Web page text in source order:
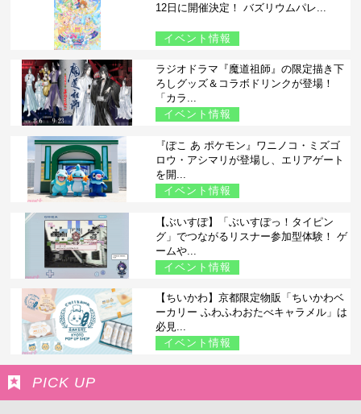
12日に開催決定！ バズリウムパレ...
イベント情報
ラジオドラマ『魔道祖師』の限定描き下
ろしグッズ＆コラボドリンクが登場！
「カラ...
イベント情報
『ぽこ あ ポケモン』ワニノコ・ミズゴ
ロウ・アシマリが登場し、エリアゲート
を開...
イベント情報
【ぶいすぽ】「ぶいすぽっ！タイピン
グ」でつながるリスナー参加型体験！ ゲ
ームや...
イベント情報
【ちいかわ】京都限定物販「ちいかわベ
ーカリー ふわふわおたべキャラメル」は
必見...
イベント情報
PICK UP